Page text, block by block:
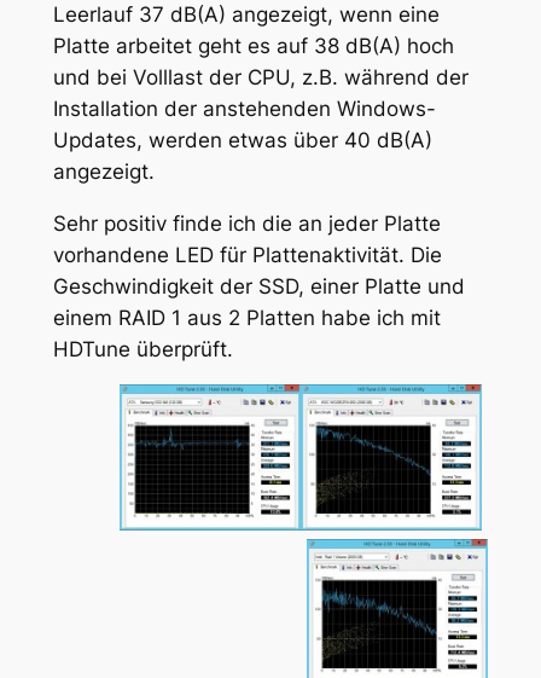
Leerlauf 37 dB(A) angezeigt, wenn eine
Platte arbeitet geht es auf 38 dB(A) hoch
und bei Volllast der CPU, z.B. während der
Installation der anstehenden Windows-
Updates, werden etwas über 40 dB(A)
angezeigt.
Sehr positiv finde ich die an jeder Platte
vorhandene LED für Plattenaktivität. Die
Geschwindigkeit der SSD, einer Platte und
einem RAID 1 aus 2 Platten habe ich mit
HDTune überprüft.